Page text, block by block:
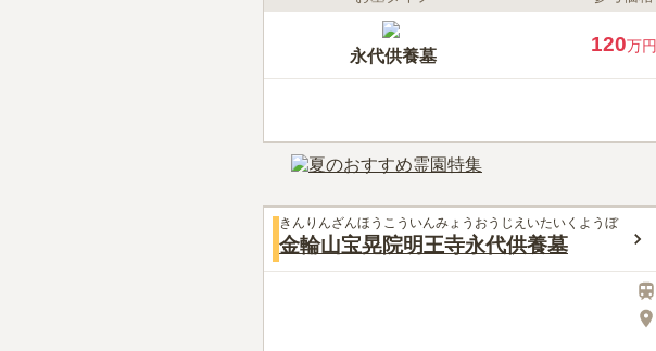
永代供養墓
120万円
きんりんざんほうこういんみょうおうじえいたいくようぼ
金輪山宝晃院明王寺永代供養墓